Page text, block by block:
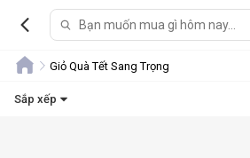
Giỏ Quà Tết Sang Trọng
Sắp xếp